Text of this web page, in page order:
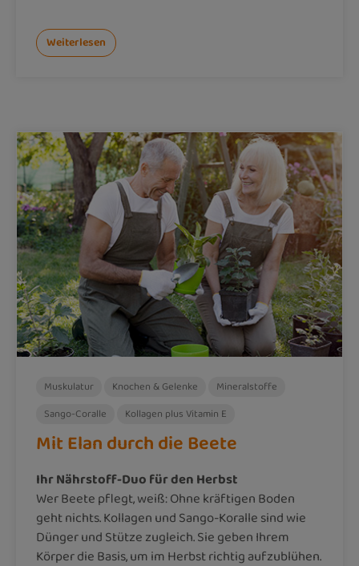
Weiterlesen
Muskulatur Knochen & Gelenke
Mineralstoffe
Sango-Coralle
Kollagen plus Vitamin E
Mit Elan durch die Beete
Ihr Nährstoff-Duo für den Herbst
Wer Beete pflegt, weiß: Ohne kräftigen Boden
geht nichts. Kollagen und Sango-Koralle sind wie
Dünger und Stütze zugleich. Sie geben Ihrem
Körper die Basis, um im Herbst richtig aufzublühen.